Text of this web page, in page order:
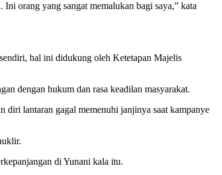
orang yang sangat memalukan bagi saya,” kata
hal ini didukung oleh Ketetapan Majelis
dengan hukum dan rasa keadilan masyarakat.
diri lantaran gagal memenuhi janjinya saat kampanye
di Yunani kala itu.